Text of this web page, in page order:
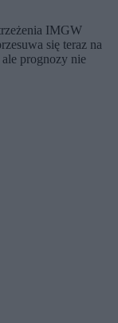
IMGW
się teraz na
prognozy nie